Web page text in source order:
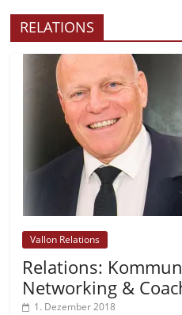
RELATIONS
Vallon Relations
Relations:
Networking &
1. Dezember 2018